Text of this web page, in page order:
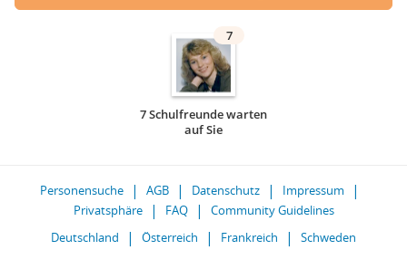
7
7 Schulfreunde warten
auf Sie
Personensuche AGB Datenschutz
Impressum
Privatsphäre
FAQ
Community Guidelines
Deutschland
Österreich Frankreich Schweden